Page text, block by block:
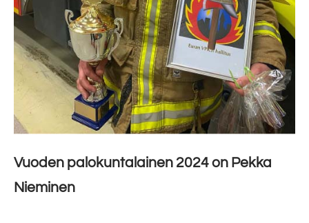
Vuoden palokuntalainen 2024 on Pekka
Nieminen
Vuoden 2025 palokuntalainen
Tule mukaan
YHTEYSTIEDOT